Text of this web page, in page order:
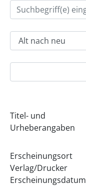
Titel- und
Urheberangaben
Erscheinungsort
Verlag/Drucker
Erscheinungsdatum